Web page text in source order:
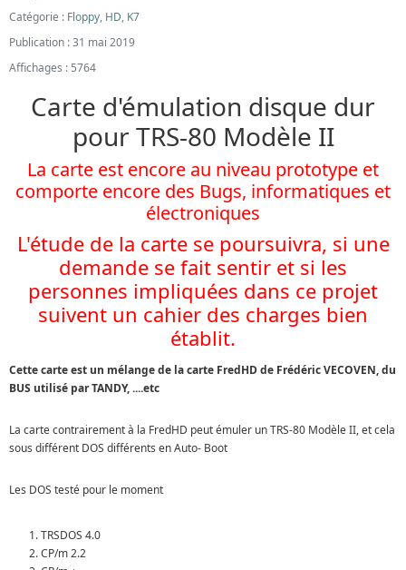
Catégorie : Floppy, HD, K7
Publication : 31 mai 2019
Affichages : 5764
Carte d'émulation disque dur
pour TRS-80 Modèle II
La carte est encore au niveau prototype et
comporte encore des Bugs, informatiques et
électroniques
L'étude de la carte se poursuivra, si une
demande se fait sentir et si les
personnes impliquées dans ce projet
suivent un cahier des charges bien
établit.
Cette carte est un mélange de la carte FredHD de Frédéric VECOVEN, du
BUS utilisé par TANDY, ....etc
La carte contrairement à la FredHD peut émuler un TRS-80 Modèle II, et cela
sous différent DOS différents en Auto- Boot
Les DOS testé pour le moment
TRSDOS 4.0
CP/m 2.2